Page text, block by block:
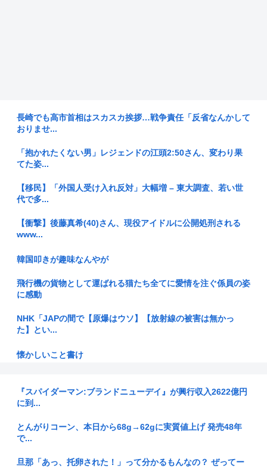
長崎でも高市首相はスカスカ挨拶…戦争責任「反省なんかして
おりませ...
「抱かれたくない男」レジェンドの江頭2:50さん、変わり果
てた姿...
【移民】「外国人受け入れ反対」大幅増 – 東大調査、若い世
代で多...
【衝撃】後藤真希(40)さん、現役アイドルに公開処刑される
www...
韓国叩きが趣味なんやが
飛行機の貨物として運ばれる猫たち全てに愛情を注ぐ係員の姿
に感動
NHK「JAPの間で【原爆はウソ】【放射線の被害は無かっ
た】とい...
懐かしいこと書け
【画像】人妻ギャルママ(25)「私だって奢られたいし女扱いし
【熊本地震】「まるで難民キャンプ」 避難所の劣悪な環境に
『スパイダーマン:ブランドニューデイ』が興行収入2622億円
に到...
とんがりコーン、本日から68g→62gに実質値上げ 発売48年
で...
旦那「あっ、托卵された！」って分かるもんなの？ ぜってー